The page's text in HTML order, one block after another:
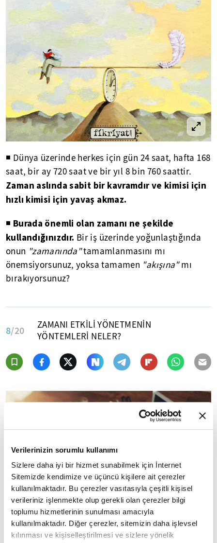
Verilerinizin sorumlu kullanımı
Sizlere daha iyi bir hizmet sunabilmek için İnternet
Sitemizde kendimize ve üçüncü kişilere ait çerezler
kullanılmaktadır. Bu çerezler vasıtasıyla çeşitli kişisel
verileriniz işlenmekte olup gerekli olan çerezler bilgi
toplumu hizmetlerinin sunulması amacıyla
kullanılmaktadır. Diğer çerezler, sitemizin daha işlevsel
kılınması ve kişiselleştirilmesi ve sizlere yönelik
◾ Dünya üzerinde herkes için gün 24 saat, hafta 168
saat, bir ay 720 saat ve bir yıl 8 bin 760 saattir.
Zaman aslında sabit bir kavramdır ve kimisi için
hızlı kimisi için yavaş akmaz.
◾ Burada önemli olan zamanı ne şekilde
kullandığınızdır. Bir iş üzerinde yoğunlaştığında
onun "zamanında"tamamlanmasını mı
önemsiyorsunuz, yoksa tamamen "akışına"mı
bırakıyorsunuz?
8/20
ZAMANI ETKİLİ YÖNETMENİN
YÖNTEMLERİ NELER?